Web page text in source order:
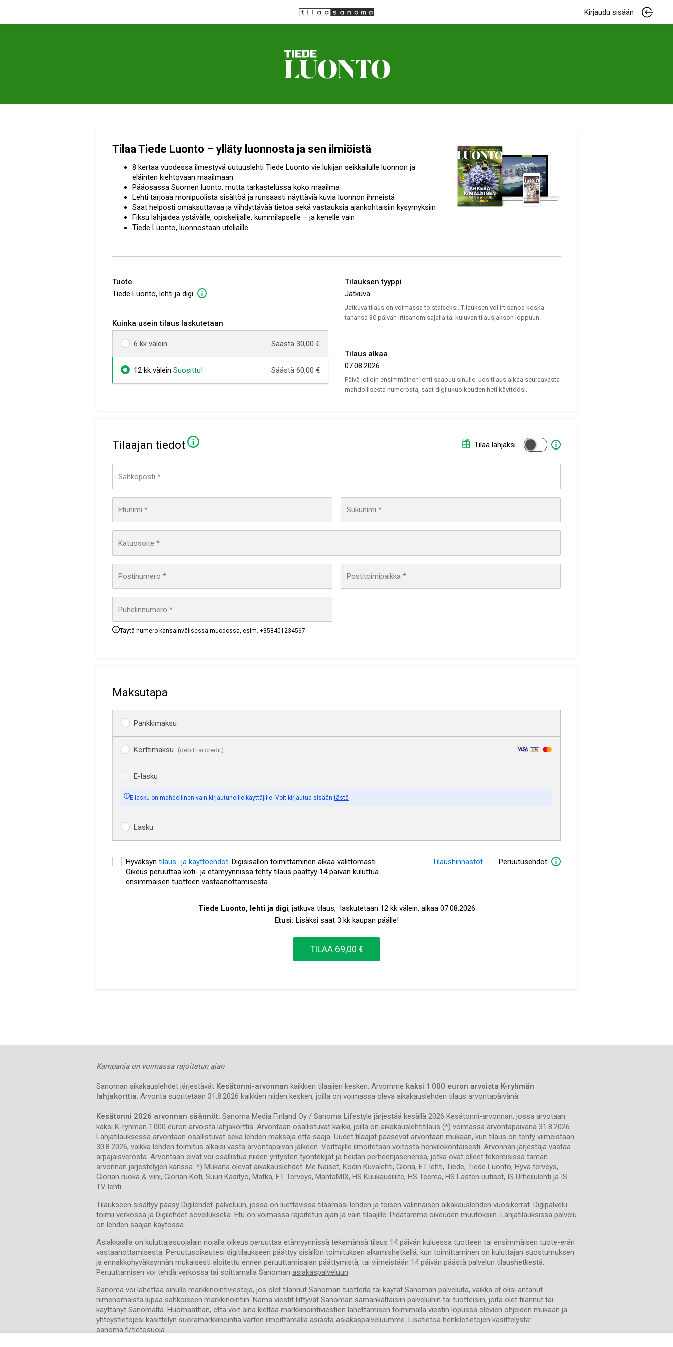
Kirjaudu sisään
Tilaa Tiede Luonto – ylläty luonnosta ja sen ilmiöistä
8 kertaa vuodessa ilmestyvä uutuuslehti Tiede Luonto vie lukijan seikkailulle luonnon ja
eläinten kiehtovaan maailmaan
Pääosassa Suomen luonto, mutta tarkastelussa koko maailma
Lehti tarjoaa monipuolista sisältöä ja runsaasti näyttäviä kuvia luonnon ihmeistä
Saat helposti omaksuttavaa ja viihdyttävää tietoa sekä vastauksia ajankohtaisiin kysymyksiin
Fiksu lahjaidea ystävälle, opiskelijalle, kummilapselle – ja kenelle vain
Tiede Luonto, luonnostaan uteliaille
Tuote
Tiede Luonto, lehti ja digi
Kuinka usein tilaus laskutetaan
6 kk välein Säästä 30,00 €
12 kk välein Suosittu! Säästä 60,00 €
Tilauksen tyyppi
Jatkuva
Jatkuva tilaus on voimassa toistaiseksi. Tilauksen voi irtisanoa koska
tahansa 30 päivän irtisanomisajalla tai kuluvan tilausjakson loppuun.
Tilaus alkaa
07.08.2026
Päivä jolloin ensimmäinen lehti saapuu sinulle. Jos tilaus alkaa seuraavasta
mahdollisesta numerosta, saat digilukuoikeuden heti käyttöösi.
Tilaa lahjaksi
tilaajan tiedot
Sähköposti *
Etunimi * Sukunimi *
Katuosoite *
Postinumero * Postitoimipaikka *
Puhelinnumero *
Täytä numero kansainvälisessä muodossa, esim. +358401234567
maksutapa
Pankkimaksu
Korttimaksu (debit tai credit)
E-lasku
E-lasku on mahdollinen vain kirjautuneille käyttäjille. Voit kirjautua sisään tästä
Lasku
Hyväksyn tilaus- ja käyttöehdot.Digisisällön toimittaminen alkaa välittömästi.
Oikeus peruuttaa koti- ja etämyynnissä tehty tilaus päättyy 14 päivän kuluttua
ensimmäisen tuotteen vastaanottamisesta.
Tilaushinnastot Peruutusehdot
Tiede Luonto, lehti ja digi, jatkuvatilaus, laskutetaan 12 kk välein, alkaa 07.08.2026
Etusi: Lisäksi saat 3 kk kaupan päälle!
TILAA 69,00 €
Kampanja on voimassa rajoitetun ajan
Sanoman aikakauslehdet järjestävät Kesätonni-arvonnan kaikkien tilaajien kesken. Arvomme kaksi 1 000 euron arvoista K-ryhmän
lahjakorttia. Arvonta suoritetaan 31.8.2026 kaikkien niiden kesken, joilla on voimassa oleva aikakauslehden tilaus arvontapäivänä.
Kesätonni 2026 arvonnan säännöt: Sanoma Media Finland Oy / Sanoma Lifestyle järjestää kesällä 2026 Kesätonni-arvonnan, jossa arvotaan
kaksi K-ryhmän 1 000 euron arvoista lahjakorttia. Arvontaan osallistuvat kaikki, joilla on aikakauslehtitilaus (*) voimassa arvontapäivänä 31.8.2026.
Lahjatilauksessa arvontaan osallistuvat sekä lehden maksaja että saaja. Uudet tilaajat pääsevät arvontaan mukaan, kun tilaus on tehty viimeistään
30.8.2026, vaikka lehden toimitus alkaisi vasta arvontapäivän jälkeen. Voittajille ilmoitetaan voitosta henkilökohtaisesti. Arvonnan järjestäjä vastaa
arpajaisverosta. Arvontaan eivät voi osallistua niiden yritysten työntekijät ja heidän perheenjäsenensä, jotka ovat olleet tekemisissä tämän
arvonnan järjestelyjen kanssa. *) Mukana olevat aikakauslehdet: Me Naiset, Kodin Kuvalehti, Gloria, ET lehti, Tiede, Tiede Luonto, Hyvä terveys,
Glorian ruoka & viini, Glorian Koti, Suuri Käsityö, Matka, ET Terveys, MantaMIX, HS Kuukausiliite, HS Teema, HS Lasten uutiset, IS Urheilulehti ja IS
TV lehti.
Tilaukseen sisältyy pääsy Digilehdet-palveluun, jossa on luettavissa tilaamasi lehden ja toisen valinnaisen aikakauslehden vuosikerrat. Digipalvelu
toimii verkossa ja Digilehdet sovelluksella. Etu on voimassa rajoitetun ajan ja vain tilaajille. Pidätämme oikeuden muutoksiin. Lahjatilauksissa palvelu
on lehden saajan käytössä.
Asiakkaalla on kuluttajasuojalain nojalla oikeus peruuttaa etämyynnissä tekemänsä tilaus 14 päivän kuluessa tuotteen tai ensimmäisen tuote-erän
vastaanottamisesta. Peruutusoikeutesi digitilaukseen päättyy sisällön toimituksen alkamishetkellä, kun toimittaminen on kuluttajan suostumuksen
ja ennakkohyväksynnän mukaisesti aloitettu ennen peruuttamisajan päättymistä, tai viimeistään 14 päivän päästä palvelun tilaushetkestä.
Peruuttamisen voi tehdä verkossa tai soittamalla Sanoman asiakaspalveluun
.
Sanoma voi lähettää sinulle markkinointiviestejä, jos olet tilannut Sanoman tuotteita tai käytät Sanoman palveluita, vaikka et olisi antanut
nimenomaista lupaa sähköiseen markkinointiin. Nämä viestit liittyvät Sanoman samankaltaisiin palveluihin tai tuotteisiin, joita olet tilannut tai
käyttänyt Sanomalta. Huomaathan, että voit aina kieltää markkinointiviestien lähettämisen toimimalla viestin lopussa olevien ohjeiden mukaan ja
yhteystietojesi käsittelyn suoramarkkinointia varten ilmoittamalla asiasta asiakaspalveluumme. Lisätietoa henkilötietojen käsittelystä:
sanoma.fi/tietosuoja